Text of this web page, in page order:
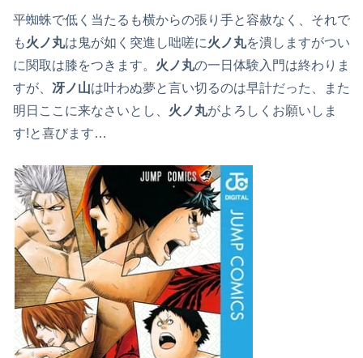
平蜘蛛で低く当たるも横からの張り手と容赦なく、それで
も火ノ丸は鬼が如く突進し咄嗟に火ノ丸を潰しますがつい
に関取は膝をつきます。 火ノ丸の一日体験入門は終わりま
すが、 冴ノ山は叶わぬ夢と言い切るのは早計だった、また
明日ここに来なさいとし、 火ノ丸がよろしくお願いしま
す!と喜びます…